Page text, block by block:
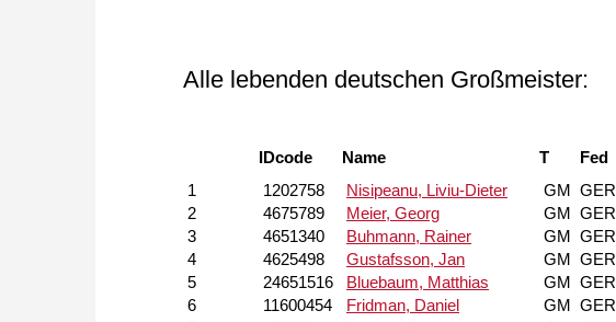
Alle lebenden deutschen Großmeister:
IDcode Name T Fed
1
1202758 Nisipeanu, Liviu-Dieter GM GER
2
4675789 Meier, Georg GM GER
3
4651340 Buhmann, Rainer GM GER
4
4625498 Gustafsson, Jan GM GER
5
24651516 Bluebaum, Matthias GM GER
6
11600454 Fridman, Daniel GM GER